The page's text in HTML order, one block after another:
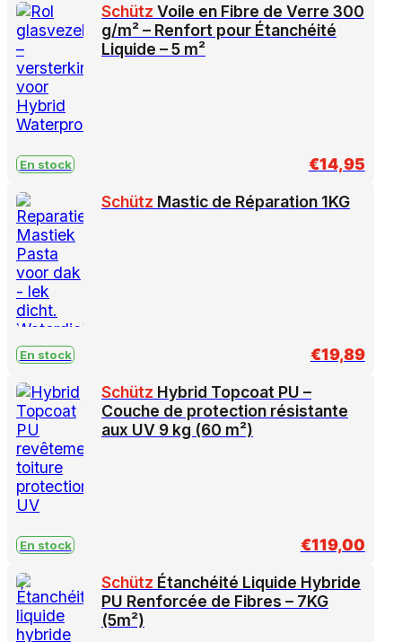
Schütz Voile en Fibre de Verre 300
g/m² – Renfort pour Étanchéité
Liquide – 5 m²
En stock €14,95
Schütz Mastic de Réparation 1KG
En stock €19,89
Schütz Hybrid Topcoat PU –
Couche de protection résistante
aux UV 9 kg (60 m²)
En stock €119,00
Schütz Étanchéité Liquide Hybride
PU Renforcée de Fibres – 7KG
(5m²)